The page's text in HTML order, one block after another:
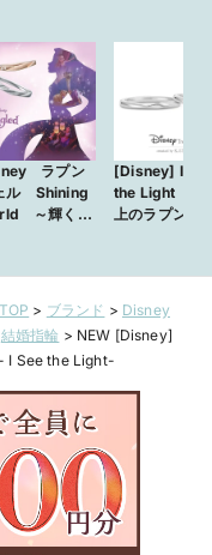
ラプン
ル Shining
～輝く世
[Disney] I
the Light 『塔
上のラプンツ
> ブランド > Disney
結婚指輪 > NEW [Disney]
- I See the Light-